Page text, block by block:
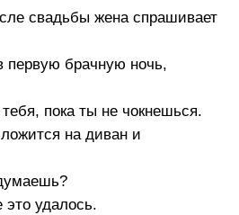
свадьбы жена спрашивает
брачную ночь,
пока ты не чокнешься.
на диван и
удалось.